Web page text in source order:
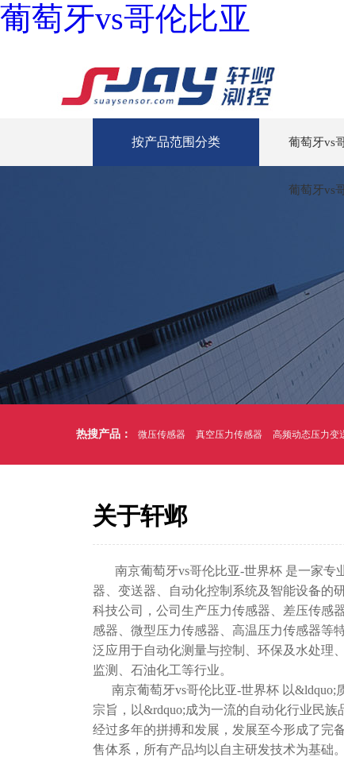
葡萄牙vs哥伦比亚
按产品范围分类 葡萄牙vs
葡萄牙vs
热搜产品： 微压传感器 真空压力传感器 高频动态压力变
关于轩邺
南京葡萄牙vs哥伦比亚-世界杯 是一家专
器、变送器、自动化控制系统及智能设备的
科技公司，公司生产压力传感器、差压传感
感器、微型压力传感器、高温压力传感器等
泛应用于自动化测量与控制、环保及水处理
监测、石油化工等行业。
南京葡萄牙vs哥伦比亚-世界杯 以&ldquo;
宗旨，以&rdquo;成为一流的自动化行业民族
经过多年的拼搏和发展，发展至今形成了完
售体系，所有产品均以自主研发技术为基础。